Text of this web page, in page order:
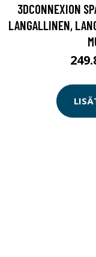
3DCONNEXION
LANGALLINEN,